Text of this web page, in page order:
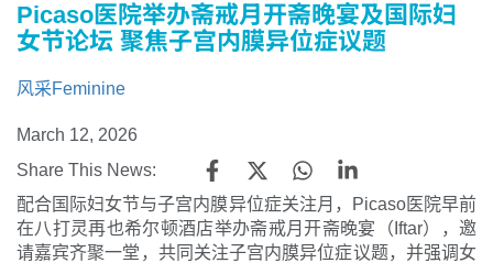
Picaso医院举办斋戒月开斋晚宴及国际妇
女节论坛 聚焦子宫内膜异位症议题
风采Feminine
March 12, 2026
Share This News:
配合国际妇女节与子宫内膜异位症关注月，Picaso医院早前
在八打灵再也希尔顿酒店举办斋戒月开斋晚宴（Iftar），邀
请嘉宾齐聚一堂，共同关注子宫内膜异位症议题，并强调女